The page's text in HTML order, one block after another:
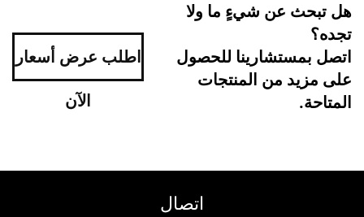
عن شيءٍ ما ولا
للحصول
من المنتجات
اطلب عرض أسعار